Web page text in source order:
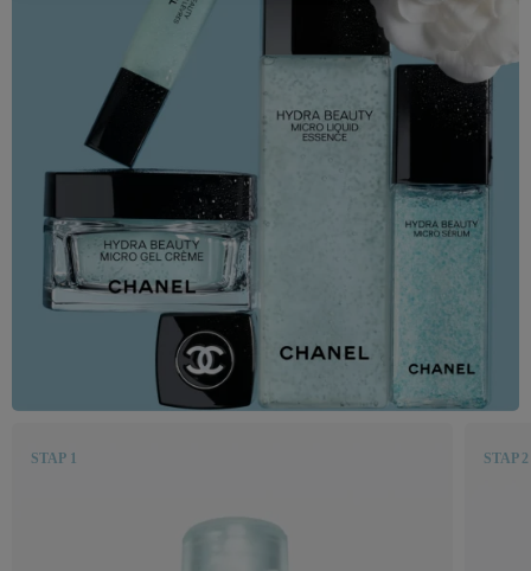
STAP 1 STAP 2